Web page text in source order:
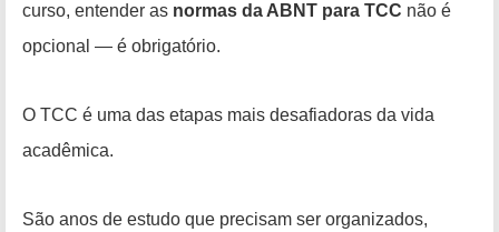
curso, entender as normas da ABNT para TCC não é
opcional — é obrigatório.
O TCC é uma das etapas mais desafiadoras da vida
acadêmica.
São anos de estudo que precisam ser organizados,